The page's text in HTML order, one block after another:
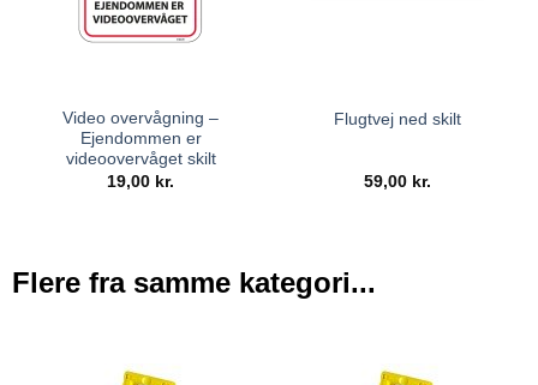
Video overvågning –
Ejendommen er
videoovervåget skilt
19,00 kr.
Flugtvej ned skilt
59,00 kr.
Flere fra samme kategori...